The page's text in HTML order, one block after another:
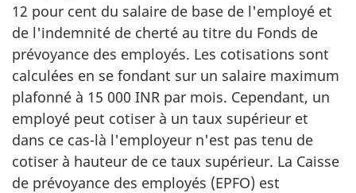
12 pour cent du salaire de base de l'employé et
de l'indemnité de cherté au titre du Fonds de
prévoyance des employés. Les cotisations sont
calculées en se fondant sur un salaire maximum
plafonné à 15 000 INR par mois. Cependant, un
employé peut cotiser à un taux supérieur et
dans ce cas-là l'employeur n'est pas tenu de
cotiser à hauteur de ce taux supérieur. La Caisse
de prévoyance des employés (EPFO) est